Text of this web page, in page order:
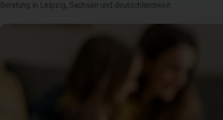
Beratung in Leipzig, Sachsen und deutschlandweit.